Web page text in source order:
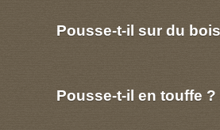
Pousse-t-il sur du
Pousse-t-il en touffe ?